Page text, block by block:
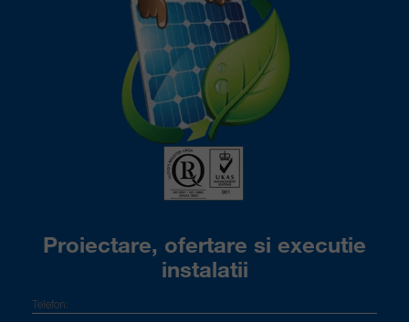
Proiectare, ofertare si executie
instalatii
Telefon: